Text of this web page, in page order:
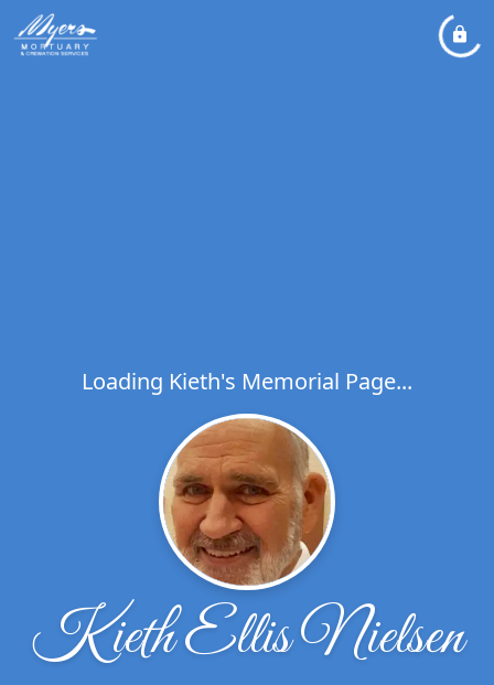
Loading Kieth's Memorial Page...
Kieth Ellis Nielsen